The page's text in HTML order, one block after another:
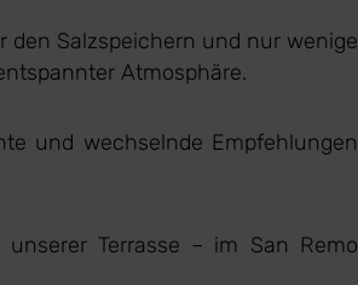
den Salzspeichern und nur wenige
Atmosphäre.
und wechselnde Empfehlungen
Terrasse – im San Remo